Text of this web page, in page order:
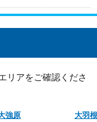
リアをご確認くださ
強原
大羽